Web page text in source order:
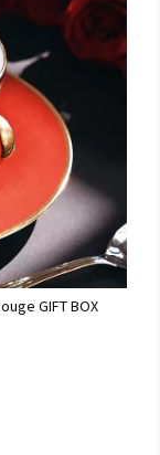
GIFT BOX